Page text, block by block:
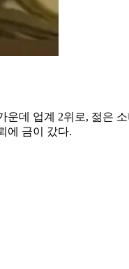
데 업계 2위로, 젊은
에 금이 갔다.